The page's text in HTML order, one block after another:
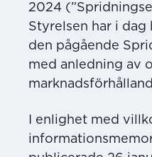
2024
Styrelsen har i
den pågående
med anledning av
I enlighet med